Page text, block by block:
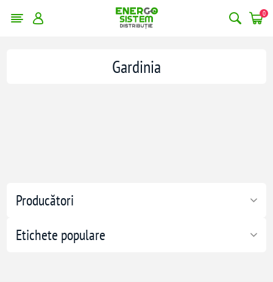
0
Producători
Etichete populare
Gardinia